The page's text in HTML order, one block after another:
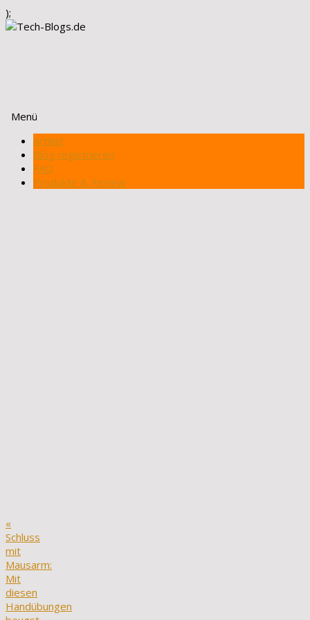
);
Menü
Zum
Inhalt
springen
Artikel
Blog registrieren
FAQ
Produkte & Review
«
Schluss
mit
Mausarm:
Mit
diesen
Handübungen